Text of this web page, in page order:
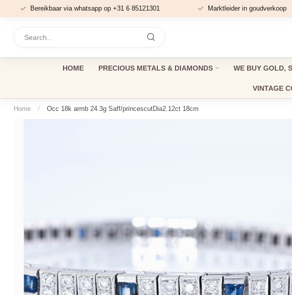
Bereikbaar via whatsapp op +31 6 85121301 Marktleider in goudverkoop
HOME PRECIOUS METALS & DIAMONDS WE BUY GOLD,
VINTAGE
Home / Occ 18k armb 24.3g Saff/princescutDia2.12ct 18cm